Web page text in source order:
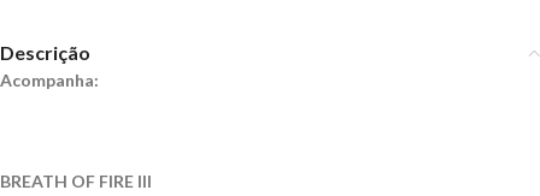
Descrição
Acompanha:
BREATH OF FIRE III